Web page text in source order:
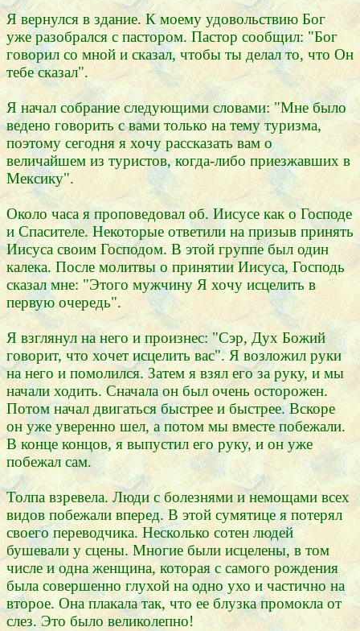
Я вернулся в здание. К моему удовольствию Бог
уже разобрался с пастором. Пастор сообщил: "Бог
говорил со мной и сказал, чтобы ты делал то, что Он
тебе сказал".
Я начал собрание следующими словами: "Мне было
ведено говорить с вами только на тему туризма,
поэтому сегодня я хочу рассказать вам о
величайшем из туристов, когда-либо приезжавших в
Мексику".
Около часа я проповедовал об. Иисусе как о Господе
и Спасителе. Некоторые ответили на призыв принять
Иисуса своим Господом. В этой группе был один
калека. После молитвы о принятии Иисуса, Господь
сказал мне: "Этого мужчину Я хочу исцелить в
первую очередь".
Я взглянул на него и произнес: "Сэр, Дух Божий
говорит, что хочет исцелить вас". Я возложил руки
на него и помолился. Затем я взял его за руку, и мы
начали ходить. Сначала он был очень осторожен.
Потом начал двигаться быстрее и быстрее. Вскоре
он уже уверенно шел, а потом мы вместе побежали.
В конце концов, я выпустил его руку, и он уже
побежал сам.
Толпа взревела. Люди с болезнями и немощами всех
видов побежали вперед. В этой сумятице я потерял
своего переводчика. Несколько сотен людей
бушевали у сцены. Многие были исцелены, в том
числе и одна женщина, которая с самого рождения
была совершенно глухой на одно ухо и частично на
второе. Она плакала так, что ее блузка промокла от
слез. Это было великолепно!